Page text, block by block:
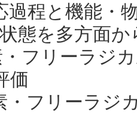
過程と機能・
態を多方面か
フリーラジ
価
フリーラジ